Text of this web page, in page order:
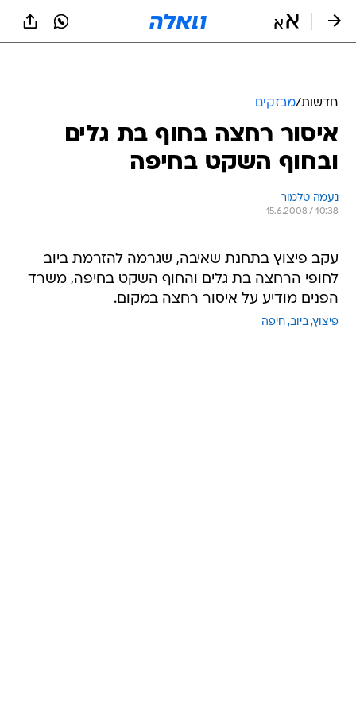
חדשות/מבזקים
איסור רחצה בחוף בת גלים
ובחוף השקט בחיפה
נעמה טלמור
15.6.2008 / 10:38
עקב פיצוץ בתחנת שאיבה, שגרמה להזרמת ביוב
לחופי הרחצה בת גלים והחוף השקט בחיפה, משרד
הפנים מודיע על איסור רחצה במקום.
פיצוץ ביוב חיפה